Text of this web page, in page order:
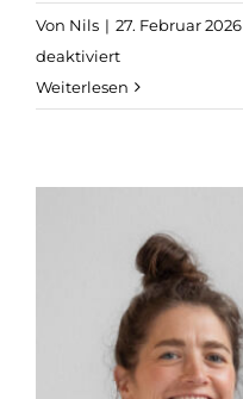
Von Nils | 27. Februar 2026
deaktiviertfür
Mittlweg
Class
(VOR
ORT)
Weiterlesen